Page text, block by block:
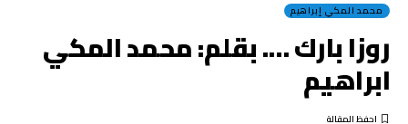
محمد المكي إبراهيم
روزا بارك …. بقلم: محمد المكي
ابراهيم